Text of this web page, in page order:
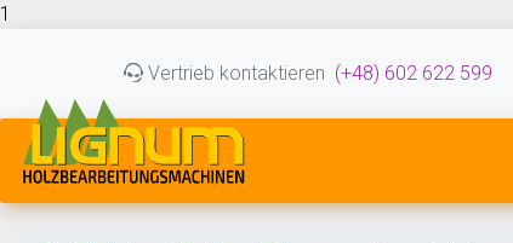
1
Vertrieb kontaktieren (+48) 602 622 599